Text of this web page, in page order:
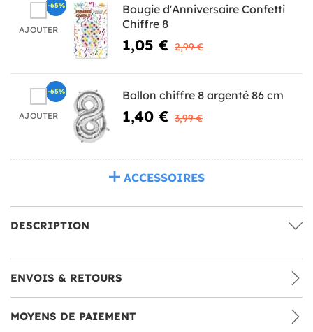
AJOUTER
Bougie d'Anniversaire Confetti
Chiffre 8
1,05 € 2,99 €
-65%
AJOUTER
Ballon chiffre 8 argenté 86 cm
1,40 € 3,99 €
-65%
ACCESSOIRES
DESCRIPTION
ENVOIS & RETOURS
MOYENS DE PAIEMENT